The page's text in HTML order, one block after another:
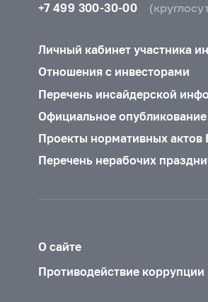
+7 499 300-30-00
Личный кабинет участника
Отношения с инвесторами
Перечень инсайдерской
Официальное
Проекты нормативных актов
Перечень нерабочих
О сайте
Противодействие коррупции